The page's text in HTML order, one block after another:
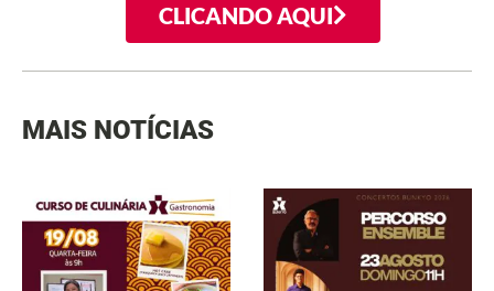
CLICANDO AQUI
MAIS NOTÍCIAS